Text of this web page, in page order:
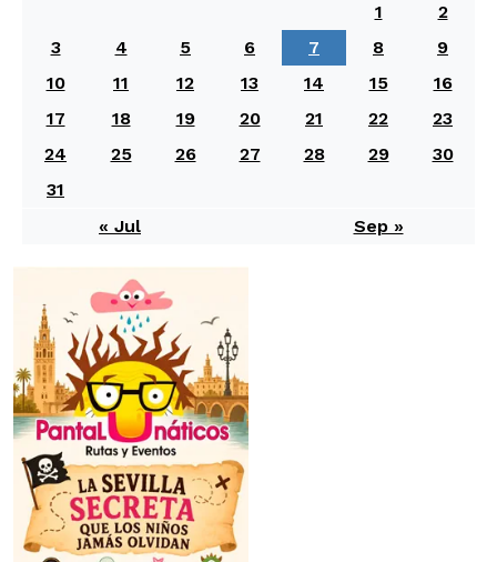
1
2
3
4 5 6 7 8
9
10
11 12 13 14 15
16
17
18 19 20 21 22
23
24
25 26 27 28 29
30
31
« Jul
Sep »